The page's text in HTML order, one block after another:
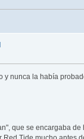
nunca la había
que se encargaba